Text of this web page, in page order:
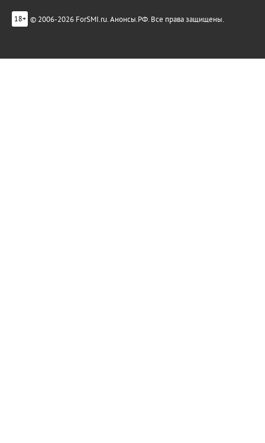
18+ © 2006-2026 ForSMI.ru. Анонсы.РФ. Все права защищены.